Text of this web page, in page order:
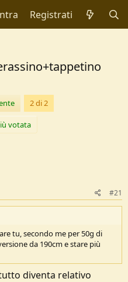
Registrati
2 di 2
votata
#21
tu, secondo me per 50g di
da 190cm e stare più
diventa relativo